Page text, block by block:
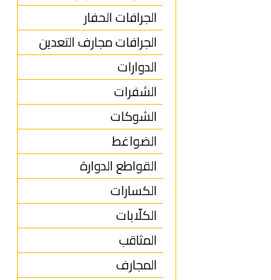
الجرافات الحفار
الجرافات مجارف التعدين
الدوارات
الشفرات
الشوكات
الضواغط
القواطع الدوارة
الكسارات
الكلّابات
المثاقب
المجارف